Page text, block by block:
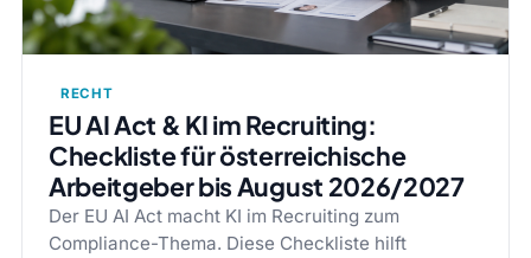
RECHT
EU AI Act & KI im Recruiting:
Checkliste für österreichische
Arbeitgeber bis August 2026/2027
Der EU AI Act macht KI im Recruiting zum
Compliance-Thema. Diese Checkliste hilft